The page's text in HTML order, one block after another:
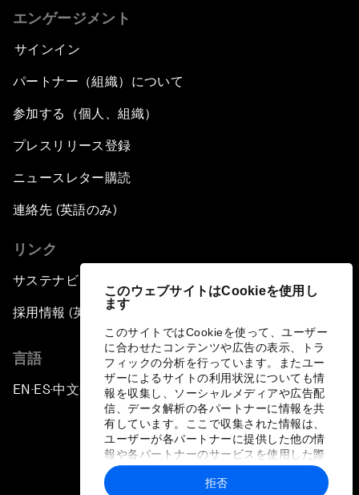
このウェブサイトはCookieを使用し
ます
このサイトではCookieを使って、ユーザー
に合わせたコンテンツや広告の表示、トラ
フィックの分析を行っています。またユー
ザーによるサイトの利用状況についても情
報を収集し、ソーシャルメディアや広告配
信、データ解析の各パートナーに情報を共
有しています。ここで収集された情報は、
ユーザーが各パートナーに提供した他の情
報や各パートナーのサービスを使用した際
に収集された情報と組み合わされ、各パー
トナーによって使用されることがありま
拒否
エンゲージメント
サインイン
パートナー（組織）について
参加する（個人、組織）
プレスリリース登録
ニュースレター購読
連絡先 (英語のみ)
リンク
サステナビリティへの取り組み
採用情報 (英語のみ)
言語
EN ▪ES▪中文▪ 日本語